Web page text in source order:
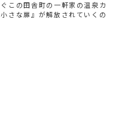
この田舎町の一軒家の温泉カ
さな扉』が解放されていくの